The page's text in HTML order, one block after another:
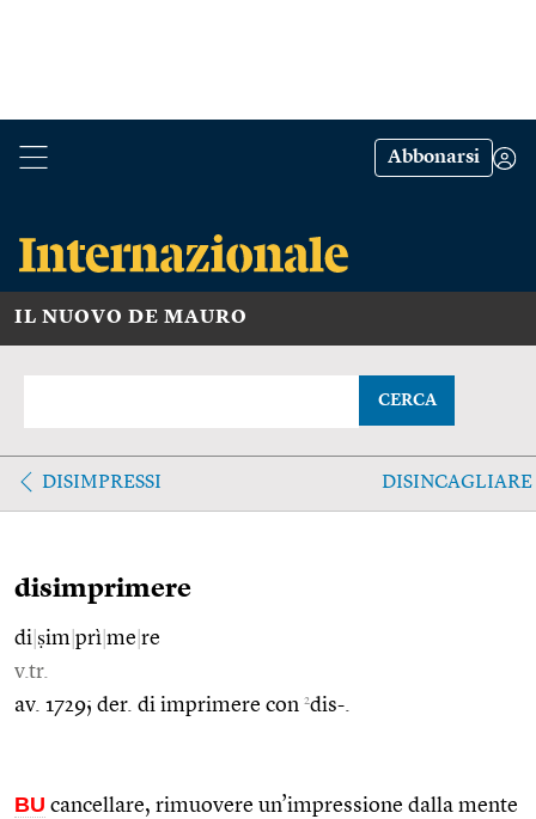
Abbonarsi
IL NUOVO DE MAURO
CERCA
DISIMPRESSI DISINCAGLIARE
disimprimere
di ṣim prì me re
v.tr.
av. 1729; der. di imprimere con 2dis-.
BU cancellare, rimuovere un’impressione dalla mente